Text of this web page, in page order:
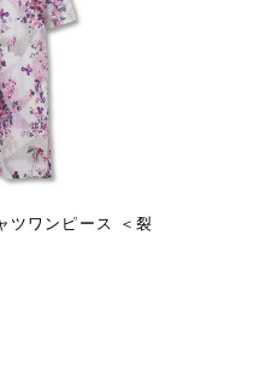
ツワンピース ＜裂